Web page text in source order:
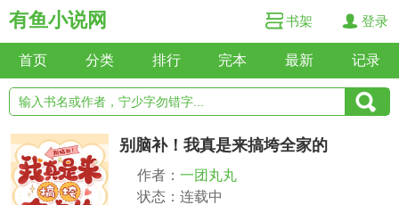
有鱼小说网 书架 登录
首页 分类 排行 完本 最新 记录
别脑补！我真是来搞垮全家的
作者： 一团丸丸
状态：连载中